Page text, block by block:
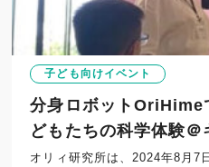
子ども向けイベント
分身ロボットOriHime
どもたちの科学体験＠
オリィ研究所は、2024年8月7